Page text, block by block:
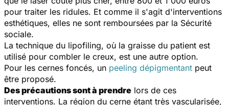
pour traiter les ridules. Et comme il s'agit d'interventions
esthétiques, elles ne sont remboursées par la Sécurité
sociale.
La technique du lipofiling, où la graisse du patient est
utilisé pour combler le creux, est une autre option.
Pour les cernes foncés, un peeling dépigmentant peut
être proposé.
Des précautions sont à prendre lors de ces
interventions. La région du cerne étant très vascularisée,